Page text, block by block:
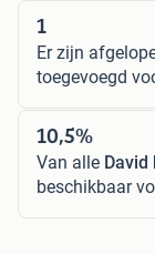
1
Er zijn
toegevoegd
10,5%
Van alle David
beschikbaar